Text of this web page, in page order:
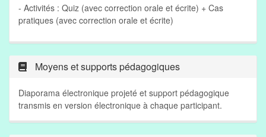
- Activités : Quiz (avec correction orale et écrite) + Cas
pratiques (avec correction orale et écrite)
Moyens et supports pédagogiques
Diaporama électronique projeté et support pédagogique
transmis en version électronique à chaque participant.